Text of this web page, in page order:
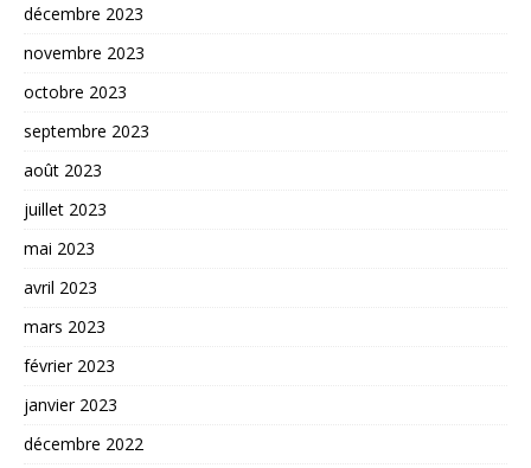
décembre 2023
novembre 2023
octobre 2023
septembre 2023
août 2023
juillet 2023
mai 2023
avril 2023
mars 2023
février 2023
janvier 2023
décembre 2022